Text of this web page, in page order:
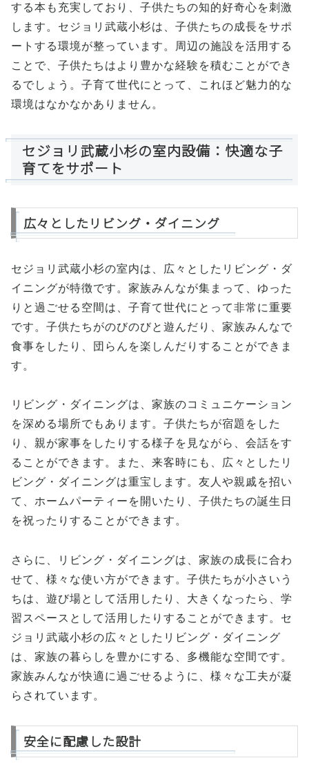
する本も充実しており、子供たちの知的好奇心を刺激
します。セジョリ武蔵小杉は、子供たちの成長をサポ
ートする環境が整っています。周辺の施設を活用する
ことで、子供たちはより豊かな経験を積むことができ
るでしょう。子育て世代にとって、これほど魅力的な
環境はなかなかありません。
セジョリ武蔵小杉の室内設備：快適な子
育てをサポート
広々としたリビング・ダイニング
セジョリ武蔵小杉の室内は、広々としたリビング・ダ
イニングが特徴です。家族みんなが集まって、ゆった
りと過ごせる空間は、子育て世代にとって非常に重要
です。子供たちがのびのびと遊んだり、家族みんなで
食事をしたり、団らんを楽しんだりすることができま
す。
リビング・ダイニングは、家族のコミュニケーション
を深める場所でもあります。子供たちが宿題をした
り、親が家事をしたりする様子を見ながら、会話をす
ることができます。また、来客時にも、広々としたリ
ビング・ダイニングは重宝します。友人や親戚を招い
て、ホームパーティーを開いたり、子供たちの誕生日
を祝ったりすることができます。
さらに、リビング・ダイニングは、家族の成長に合わ
せて、様々な使い方ができます。子供たちが小さいう
ちは、遊び場として活用したり、大きくなったら、学
習スペースとして活用したりすることができます。セ
ジョリ武蔵小杉の広々としたリビング・ダイニング
は、家族の暮らしを豊かにする、多機能な空間です。
家族みんなが快適に過ごせるように、様々な工夫が凝
らされています。
安全に配慮した設計